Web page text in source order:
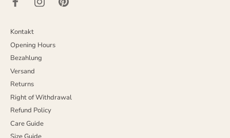
Kontakt
Opening Hours
Bezahlung
Versand
Returns
Right of Withdrawal
Refund Policy
Care Guide